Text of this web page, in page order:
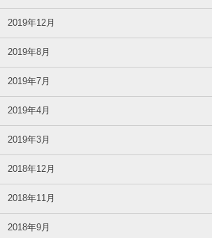
2019年12月
2019年8月
2019年7月
2019年4月
2019年3月
2018年12月
2018年11月
2018年9月